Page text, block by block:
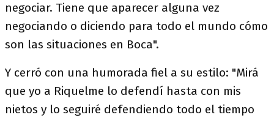
negociar. Tiene que aparecer alguna vez
negociando o diciendo para todo el mundo cómo
son las situaciones en Boca".
Y cerró con una humorada fiel a su estilo: "Mirá
que yo a Riquelme lo defendí hasta con mis
nietos y lo seguiré defendiendo todo el tiempo